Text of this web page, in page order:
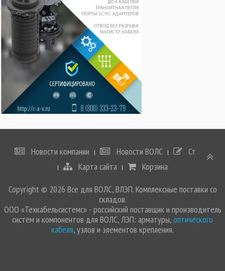
Новости компании Новости ВОЛС
Статьи
Карта сайта
Корзина
Copyright © 2026 Все для ВОЛС, ВЛЭП. Комплексные поставки со
складов.
ООО «Техкабельсистемс» - российский поставщик и производитель
систем и компонентов для ВОЛС, ЛЭП: арматуры,оптического
кабеля, узлов и элементов крепления.